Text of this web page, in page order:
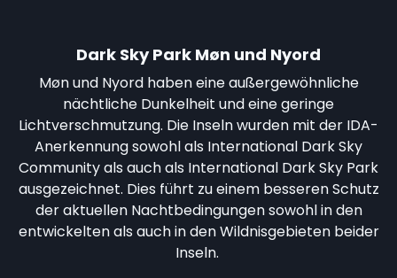
Dark Sky Park Møn und Nyord
Møn und Nyord haben eine außergewöhnliche
nächtliche Dunkelheit und eine geringe
Lichtverschmutzung. Die Inseln wurden mit der IDA-
Anerkennung sowohl als International Dark Sky
Community als auch als International Dark Sky Park
ausgezeichnet. Dies führt zu einem besseren Schutz
der aktuellen Nachtbedingungen sowohl in den
entwickelten als auch in den Wildnisgebieten beider
Inseln.